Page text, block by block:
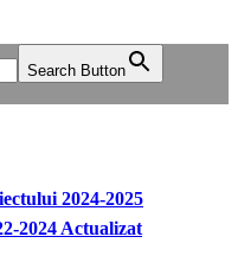
Search Button
2024-2025
2024 Actualizat